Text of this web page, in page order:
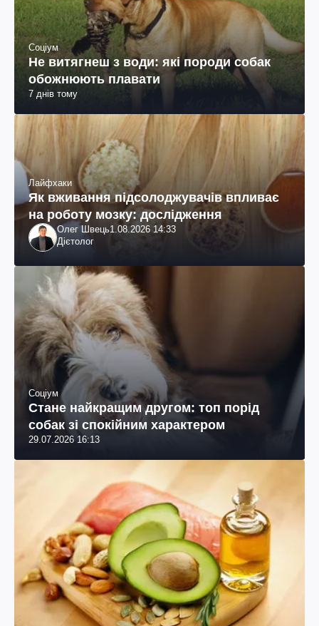
Соціум
Не витягнеш з води: які породи собак
обожнюють плавати
7 днів тому
Лайфхаки
Як вживання підсолоджувачів впливає
на роботу мозку: дослідження
Олег Швець1.08.2026 14:33
Дієтолог
Соціум
Стане найкращим другом: топ порід
собак зі спокійним характером
29.07.2026 16:13